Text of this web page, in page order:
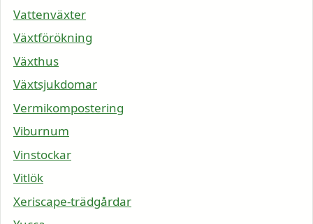
Vattenväxter
Växtförökning
Växthus
Växtsjukdomar
Vermikompostering
Viburnum
Vinstockar
Vitlök
Xeriscape-trädgårdar